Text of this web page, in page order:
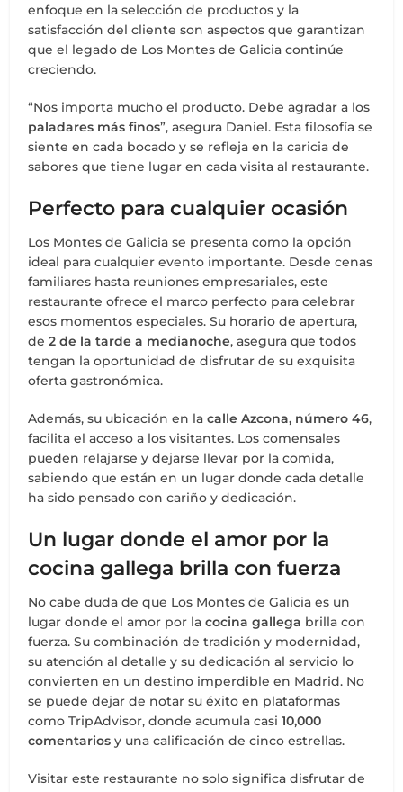
enfoque en la selección de productos y la
satisfacción del cliente son aspectos que garantizan
que el legado de Los Montes de Galicia continúe
creciendo.
“Nos importa mucho el producto. Debe agradar a los
paladares más finos”, asegura Daniel. Esta filosofía se
siente en cada bocado y se refleja en la caricia de
sabores que tiene lugar en cada visita al restaurante.
Perfecto para cualquier ocasión
Los Montes de Galicia se presenta como la opción
ideal para cualquier evento importante. Desde cenas
familiares hasta reuniones empresariales, este
restaurante ofrece el marco perfecto para celebrar
esos momentos especiales. Su horario de apertura,
de2 de la tarde a medianoche, asegura que todos
tengan la oportunidad de disfrutar de su exquisita
oferta gastronómica.
Además, su ubicación en lacalle Azcona, número 46,
facilita el acceso a los visitantes. Los comensales
pueden relajarse y dejarse llevar por la comida,
sabiendo que están en un lugar donde cada detalle
ha sido pensado con cariño y dedicación.
Un lugar donde el amor por la
cocina gallega brilla con fuerza
No cabe duda de que Los Montes de Galicia es un
lugar donde el amor por lacocina gallega brilla con
fuerza. Su combinación de tradición y modernidad,
su atención al detalle y su dedicación al servicio lo
convierten en un destino imperdible en Madrid. No
se puede dejar de notar su éxito en plataformas
como TripAdvisor, donde acumula casi10,000
comentarios y una calificación de cinco estrellas.
Visitar este restaurante no solo significa disfrutar de